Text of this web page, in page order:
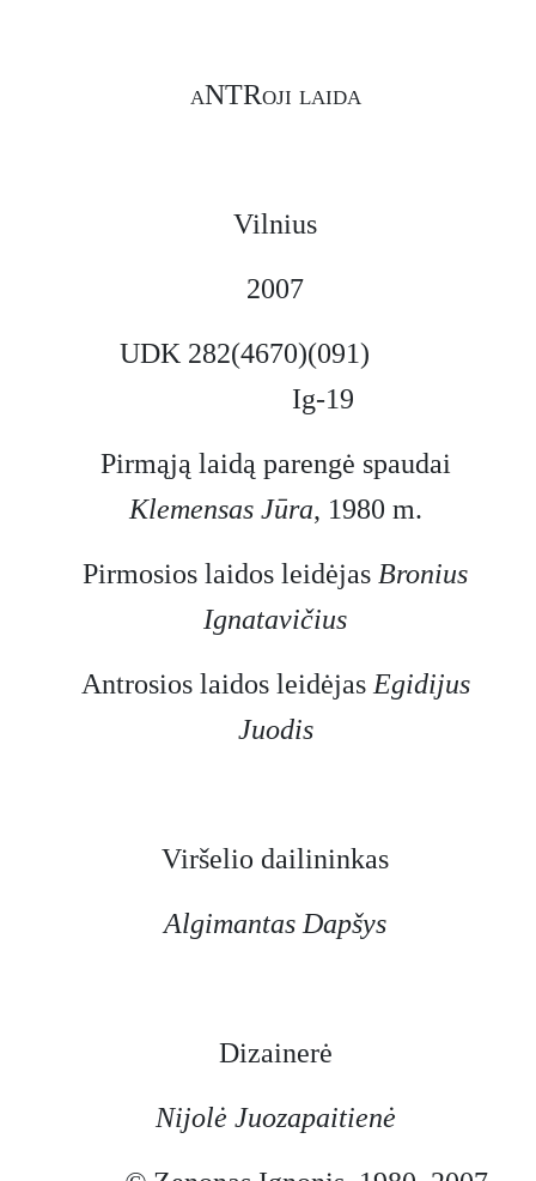
mažai žinomą Antrojo pasaulinio
karo puslapį.
aNTRoji laida
Vilnius
2007
UDK 282(4670)(091)
Ig-19
Pirmąją laidą parengė spaudai
Klemensas Jūra, 1980 m.
Pirmosios laidos leidėjas Bronius
Ignatavičius
Antrosios laidos leidėjas Egidijus
Juodis
Viršelio dailininkas
Algimantas Dapšys
Dizainerė
Nijolė Juozapaitienė